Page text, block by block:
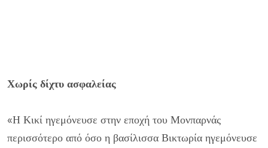
Χωρίς δίχτυ ασφαλείας
«Η Κικί ηγεμόνευσε στην εποχή του Μονπαρνάς
περισσότερο από όσο η βασίλισσα Βικτωρία ηγεμόνευσε